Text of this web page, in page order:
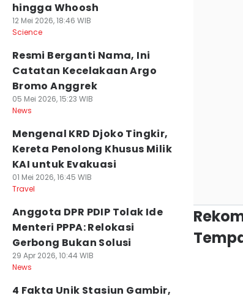
hingga Whoosh
12 Mei 2026, 18:46 WIB
Science
Resmi Berganti Nama, Ini
Catatan Kecelakaan Argo
Bromo Anggrek
05 Mei 2026, 15:23 WIB
News
Mengenal KRD Djoko Tingkir,
Kereta Penolong Khusus Milik
KAI untuk Evakuasi
01 Mei 2026, 16:45 WIB
Travel
Anggota DPR PDIP Tolak Ide
Menteri PPPA: Relokasi
Gerbong Bukan Solusi
29 Apr 2026, 10:44 WIB
News
4 Fakta Unik Stasiun Gambir,